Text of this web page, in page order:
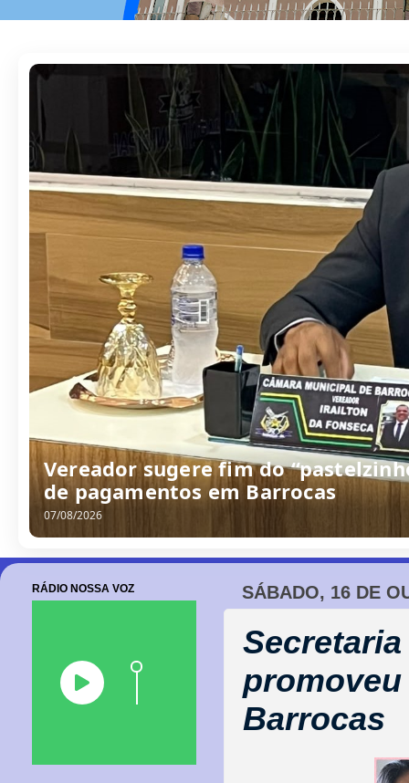
Vereador sugere fim do
de pagamentos em Barrocas
07/08/2026
SÁBADO, 16 DE
promoveu
Barrocas
RÁDIO NOSSA VOZ